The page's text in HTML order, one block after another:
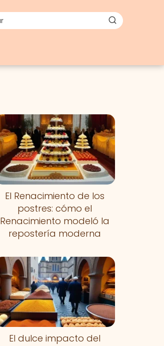
El Renacimiento de los
postres: cómo el
Renacimiento modeló la
repostería moderna
El dulce impacto del